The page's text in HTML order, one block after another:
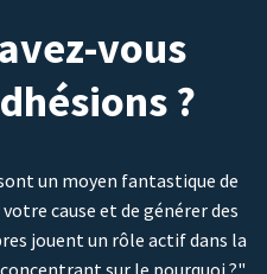
vous
?
un moyen fantastique de
cause et de générer des
jouent un rôle actif dans la